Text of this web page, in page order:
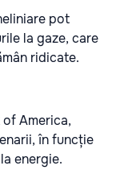
pot
la gaze, care
ridicate.
America,
în funcție
energie.